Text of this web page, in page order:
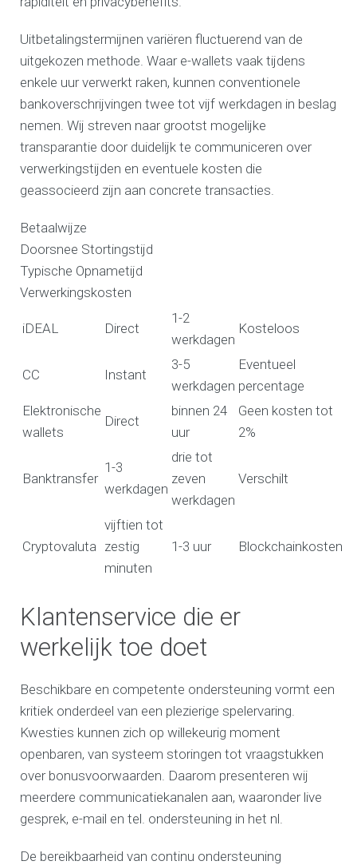
Uitbetalingstermijnen variëren fluctuerend van de
uitgekozen methode. Waar e-wallets vaak tijdens
enkele uur verwerkt raken, kunnen conventionele
bankoverschrijvingen twee tot vijf werkdagen in beslag
nemen. Wij streven naar grootst mogelijke
transparantie door duidelijk te communiceren over
verwerkingstijden en eventuele kosten die
geassocieerd zijn aan concrete transacties.
Betaalwijze
Doorsnee Stortingstijd
Typische Opnametijd
Verwerkingskosten
iDEAL Direct
1-2
werkdagen
Kosteloos
CC Instant
3-5
werkdagen
Eventueel
percentage
Elektronische
wallets
Direct
binnen 24
uur
Geen kosten tot
2%
Banktransfer
1-3
werkdagen
drie tot
zeven
werkdagen
Verschilt
Cryptovaluta
vijftien tot
zestig
minuten
1-3 uur Blockchainkosten
Klantenservice die er
werkelijk toe doet
Beschikbare en competente ondersteuning vormt een
kritiek onderdeel van een plezierige spelervaring.
Kwesties kunnen zich op willekeurig moment
openbaren, van systeem storingen tot vraagstukken
over bonusvoorwaarden. Daarom presenteren wij
meerdere communicatiekanalen aan, waaronder live
gesprek, e-mail en tel. ondersteuning in het nl.
De bereikbaarheid van continu ondersteuning